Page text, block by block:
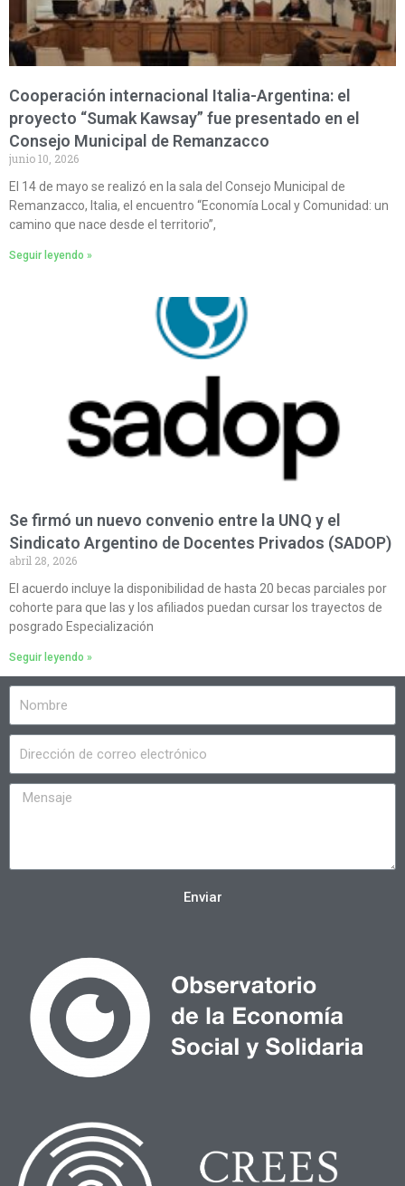
Cooperación internacional Italia-Argentina: el
proyecto “Sumak Kawsay” fue presentado en el
Consejo Municipal de Remanzacco
junio 10, 2026
El 14 de mayo se realizó en la sala del Consejo Municipal de
Remanzacco, Italia, el encuentro “Economía Local y Comunidad: un
camino que nace desde el territorio”,
Seguir leyendo »
Se firmó un nuevo convenio entre la UNQ y el
Sindicato Argentino de Docentes Privados (SADOP)
abril 28, 2026
El acuerdo incluye la disponibilidad de hasta 20 becas parciales por
cohorte para que las y los afiliados puedan cursar los trayectos de
posgrado Especialización
Seguir leyendo »
Enviar